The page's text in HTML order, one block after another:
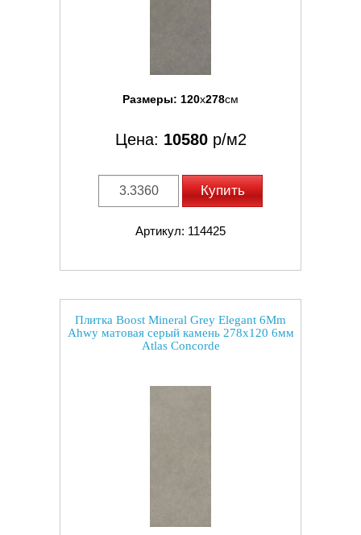
Размеры: 120x278см
Цена: 10580р/м2
Купить
Артикул: 114425
Плитка Boost Mineral Grey Elegant 6Mm
Ahwy матовая серый камень 278x120 6мм
Atlas Concorde